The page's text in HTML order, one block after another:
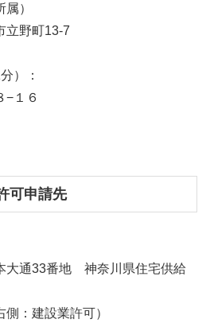
）
立野町13-7
）：
−１６
可申請先
大通33番地 神奈川県住宅供給
側：建設業許可）